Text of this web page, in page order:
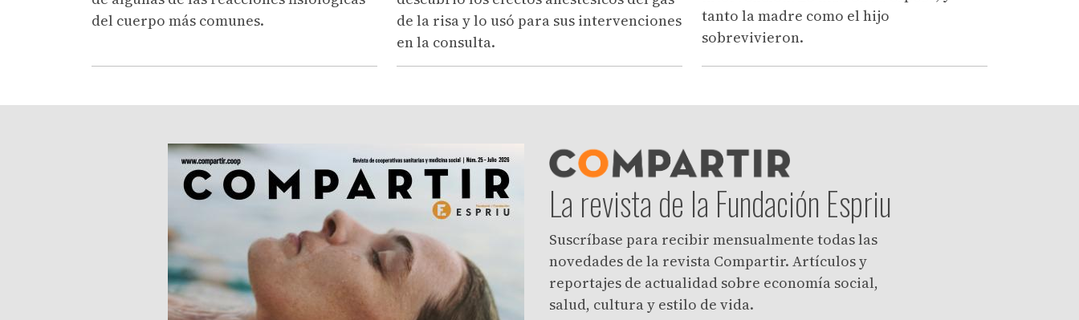
del cuerpo más comunes.
de la risa y lo usó para sus intervenciones
en la consulta.
tanto la madre como el hijo
sobrevivieron.
La revista de la Fundación Espriu
Suscríbase para recibir mensualmente todas las
novedades de la revista Compartir. Artículos y
reportajes de actualidad sobre economía social,
salud, cultura y estilo de vida.